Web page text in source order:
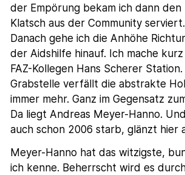
der Empörung bekam ich dann den
Klatsch aus der Community
Danach gehe ich die Anhöhe
der Aidshilfe hinauf. Ich mache
FAZ-Kollegen Hans Scherer
Grabstelle verfällt die abstrakte
immer mehr. Ganz im Gegensatz
Da liegt Andreas Meyer-Hanno.
auch schon 2006 starb, glänzt hier
Meyer-Hanno hat das witzigste,
ich kenne. Beherrscht wird es